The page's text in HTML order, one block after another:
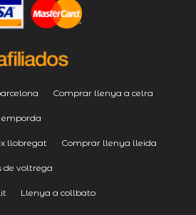
Comprar llenya a celra
llobregat Comprar llenya lleida
de voltrega
Llenya a collbato